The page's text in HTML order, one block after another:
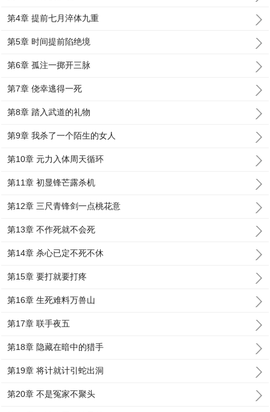
第4章 提前七月淬体九重
第5章 时间提前陷绝境
第6章 孤注一掷开三脉
第7章 侥幸逃得一死
第8章 踏入武道的礼物
第9章 我杀了一个陌生的女人
第10章 元力入体周天循环
第11章 初显锋芒露杀机
第12章 三尺青锋剑一点桃花意
第13章 不作死就不会死
第14章 杀心已定不死不休
第15章 要打就要打疼
第16章 生死难料万兽山
第17章 联手夜五
第18章 隐藏在暗中的猎手
第19章 将计就计引蛇出洞
第20章 不是冤家不聚头